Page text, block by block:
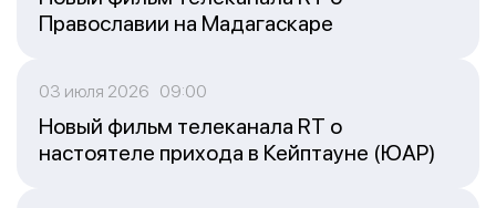
Православии на Мадагаскаре
03 июля 2026 09:00
Новый фильм телеканала RT о
настоятеле прихода в Кейптауне (ЮАР)